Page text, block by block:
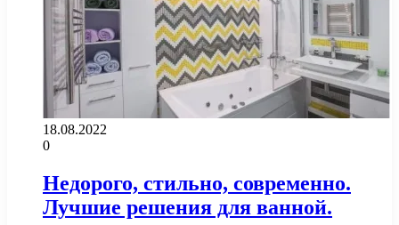
18.08.2022
0
Недорого, стильно, современно.
Лучшие решения для ванной.